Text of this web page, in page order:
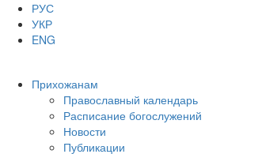
РУС
УКР
ENG
Прихожанам
Православный календарь
Расписание богослужений
Новости
Публикации